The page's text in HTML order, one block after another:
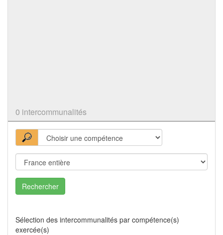
0 intercommunalités
Rechercher
Sélection des intercommunalités par compétence(s)
exercée(s)